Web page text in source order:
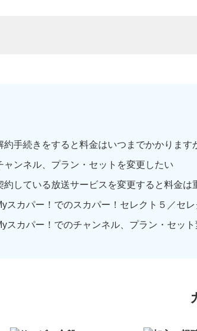
約手続きをすると料金はいつまでかかります
ャンネル、プラン・セットを変更したい
約している放送サービスを変更すると料金は
スカパー！でのスカパー！セレクト５／セ
スカパー！でのチャンネル、プラン・セッ